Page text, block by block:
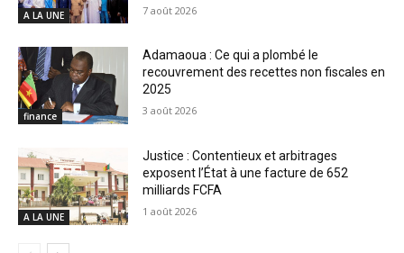
A LA UNE 7 août 2026
finance
Adamaoua : Ce qui a plombé le
recouvrement des recettes non fiscales en
2025
3 août 2026
A LA UNE
Justice : Contentieux et arbitrages
exposent l’État à une facture de 652
milliards FCFA
1 août 2026